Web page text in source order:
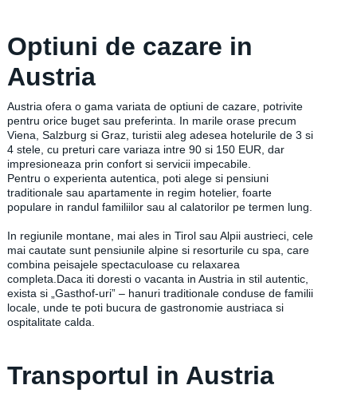
Optiuni de cazare in
Austria
Austria ofera o gama variata de optiuni de cazare, potrivite
pentru orice buget sau preferinta. In marile orase precum
Viena, Salzburg si Graz, turistii aleg adesea hotelurile de 3 si
4 stele, cu preturi care variaza intre 90 si 150 EUR, dar
impresioneaza prin confort si servicii impecabile.
Pentru o experienta autentica, poti alege si pensiuni
traditionale sau apartamente in regim hotelier, foarte
populare in randul familiilor sau al calatorilor pe termen lung.
In regiunile montane, mai ales in Tirol sau Alpii austrieci, cele
mai cautate sunt pensiunile alpine si resorturile cu spa, care
combina peisajele spectaculoase cu relaxarea
completa.Daca iti doresti o vacanta in Austria in stil autentic,
exista si „Gasthof-uri” – hanuri traditionale conduse de familii
locale, unde te poti bucura de gastronomie austriaca si
ospitalitate calda.
Transportul in Austria